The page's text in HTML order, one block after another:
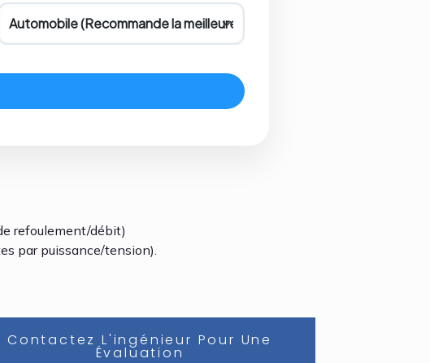
refoulement/débit)
par puissance/tension).
Contactez L'ingénieur Pour Une
Évaluation